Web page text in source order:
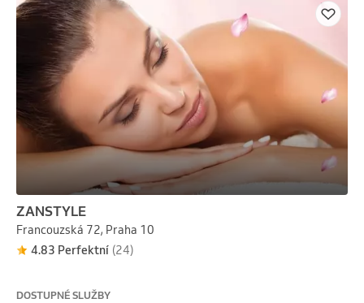
ZANSTYLE
Francouzská 72, Praha 10
4.83 Perfektní (24)
DOSTUPNÉ SLUŽBY